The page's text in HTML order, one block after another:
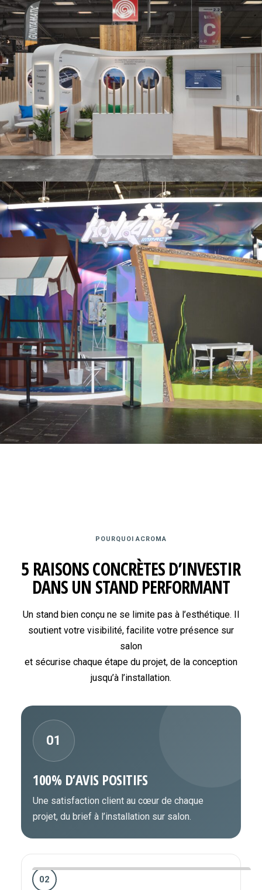
POURQUOI ACROMA
5 RAISONS CONCRÈTES D’INVESTIR
DANS UN STAND PERFORMANT
Un stand bien conçu ne se limite pas à l’esthétique. Il
soutient votre visibilité, facilite votre présence sur
salon
et sécurise chaque étape du projet, de la conception
jusqu’à l’installation.
01
100% D’AVIS POSITIFS
Une satisfaction client au cœur de chaque
projet, du brief à l’installation sur salon.
02